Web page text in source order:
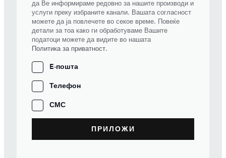
да Ве информираме редовно за нашите производи и
услуги преку избраните канали. Вашата согласност
можете да ја повлечете во секое време. Повеќе
детали за тоа како ги обработуваме Вашите
податоци можете да видите во нашата
Политика за приватност.
E-пошта
Телефон
СМС